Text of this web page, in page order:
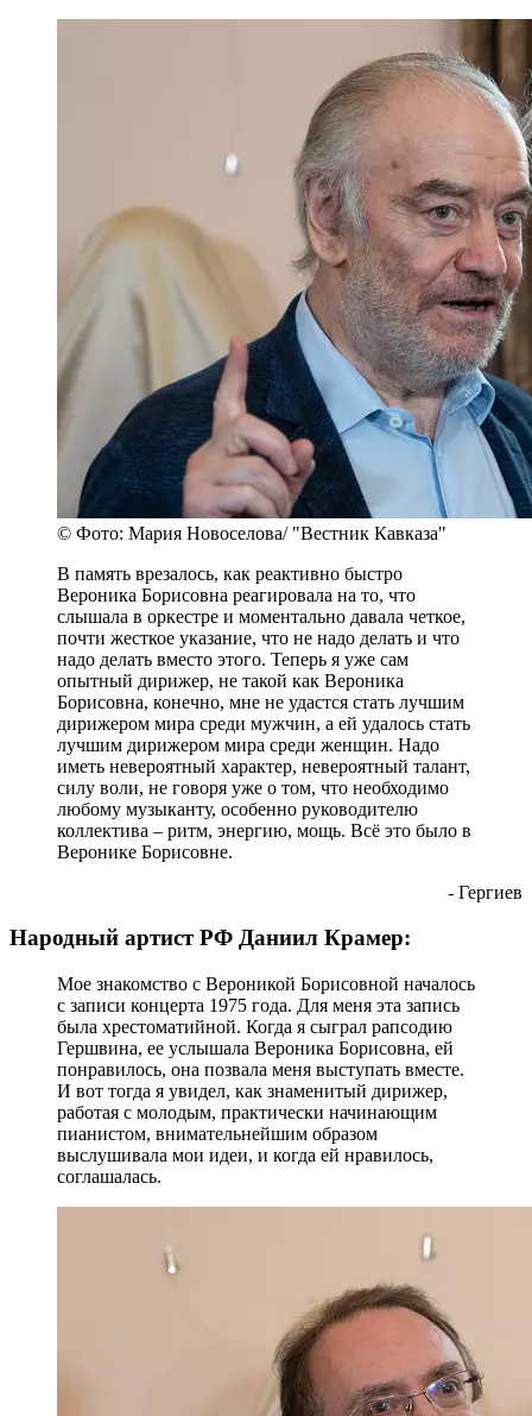
© Фото: Мария Новоселова/ "Вестник Кавказа"
В память врезалось, как реактивно быстро
Вероника Борисовна реагировала на то, что
слышала в оркестре и моментально давала четкое,
почти жесткое указание, что не надо делать и что
надо делать вместо этого. Теперь я уже сам
опытный дирижер, не такой как Вероника
Борисовна, конечно, мне не удастся стать лучшим
дирижером мира среди мужчин, а ей удалось стать
лучшим дирижером мира среди женщин. Надо
иметь невероятный характер, невероятный талант,
силу воли, не говоря уже о том, что необходимо
любому музыканту, особенно руководителю
коллектива – ритм, энергию, мощь. Всё это было в
Веронике Борисовне.
- Гергиев
Народный артист РФ Даниил Крамер:
Мое знакомство с Вероникой Борисовной началось
с записи концерта 1975 года. Для меня эта запись
была хрестоматийной. Когда я сыграл рапсодию
Гершвина, ее услышала Вероника Борисовна, ей
понравилось, она позвала меня выступать вместе.
И вот тогда я увидел, как знаменитый дирижер,
работая с молодым, практически начинающим
пианистом, внимательнейшим образом
выслушивала мои идеи, и когда ей нравилось,
соглашалась.